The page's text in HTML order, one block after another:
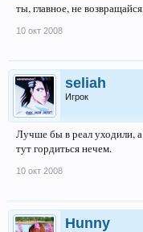
ты, главное, не
10 окт 2008
seliah
Игрок
Лучше бы в реал уходили,
тут гордиться нечем.
10 окт 2008
Hunny